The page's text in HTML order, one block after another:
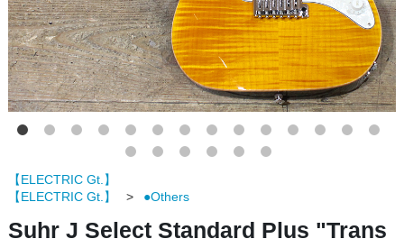
【ELECTRIC Gt.】
【ELECTRIC Gt.】
●Others
Suhr J Select Standard Plus "Trans